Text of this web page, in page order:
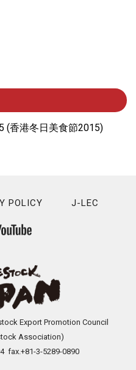
(⾹港冬⽇美⾷節2015)
POLICY J-LEC
Export Promotion Council
Association)
fax.+81-3-5289-0890